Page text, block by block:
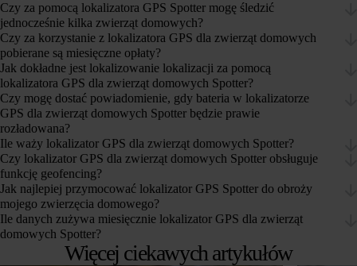
Czy za pomocą lokalizatora GPS Spotter mogę śledzić
jednocześnie kilka zwierząt domowych?
Czy za korzystanie z lokalizatora GPS dla zwierząt domowych
pobierane są miesięczne opłaty?
Jak dokładne jest lokalizowanie lokalizacji za pomocą
lokalizatora GPS dla zwierząt domowych Spotter?
Czy mogę dostać powiadomienie, gdy bateria w lokalizatorze
GPS dla zwierząt domowych Spotter będzie prawie
rozładowana?
Ile waży lokalizator GPS dla zwierząt domowych Spotter?
Czy lokalizator GPS dla zwierząt domowych Spotter obsługuje
funkcję geofencing?
Jak najlepiej przymocować lokalizator GPS Spotter do obroży
mojego zwierzęcia domowego?
Ile danych zużywa miesięcznie lokalizator GPS dla zwierząt
domowych Spotter?
Więcej ciekawych artykułów